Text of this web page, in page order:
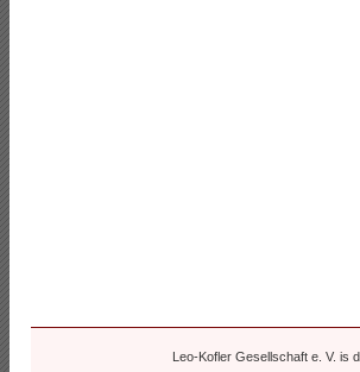
Leo-Kofler Gesellschaft e. V. is